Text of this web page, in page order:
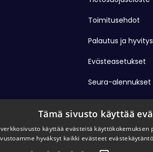
Toimitusehdot
Palautus ja hyvitys
Evästeasetukset
Seura-alennukset
Tämä sivusto käyttää
käyttää evästeitä käyttökokemuksen
hyväksyt kaikki evästeet